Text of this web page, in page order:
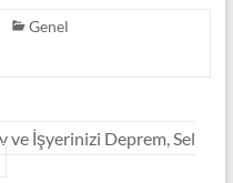
Genel
ve İşyerinizi Deprem, Sel